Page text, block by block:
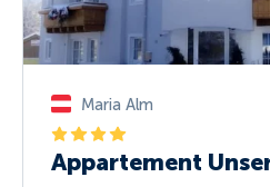
Maria Alm
Appartement